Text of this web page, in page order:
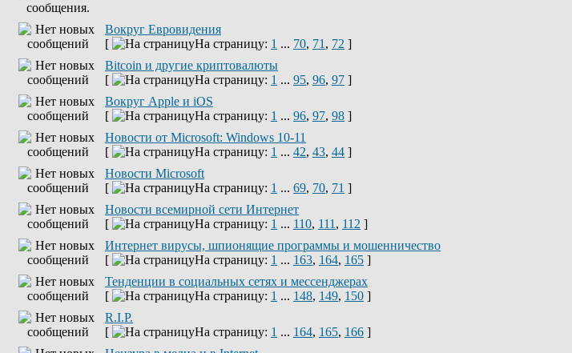
Вокруг Евровидения
[
На страницу: 1 ... 70, 71 , 72 ]
Bitcoin и другие криптовалюты
[
На страницу: 1 ... 95, 96, 97 ]
Вокруг Apple и iOS
[
На страницу: 1 ... 96, 97, 98 ]
Новости от Microsoft: Windows 10-11
[
На страницу: 1 ... 42, 43, 44 ]
Новости Microsoft
[
На страницу: 1 ... 69, 70, 71 ]
Новости всемирной сети Интернет
[
На страницу: 1 ... 110, 111 , 112 ]
Интернет вирусы, шпионящие программы и мошенничество
[
На страницу: 1 ... 163, 164, 165 ]
Тенденции в социальных сетях и мессенджерах
[
На страницу: 1 ... 148, 149, 150 ]
R.I.P.
[
На страницу: 1 ... 164, 165, 166 ]